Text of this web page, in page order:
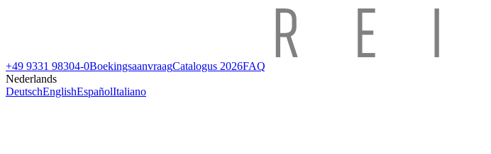
+49 9331 98304-0BoekingsaanvraagCatalogus 2026FAQ
Nederlands
DeutschEnglishEspañolItaliano